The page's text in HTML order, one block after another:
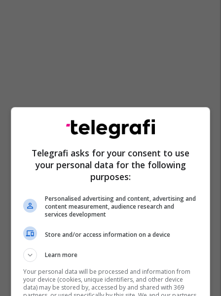
Telegrafi asks for your consent to use
your personal data for the following
purposes:
Personalised advertising and content, advertising and
content measurement, audience research and
services development
Store and/or access information on a device
Learn more
Your personal data will be processed and information from
your device (cookies, unique identifiers, and other device
data) may be stored by, accessed by and shared with 369